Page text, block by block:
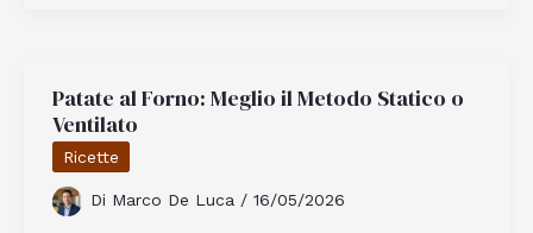
allo
Zenzero
Fatta
in
Casa
Patate al Forno: Meglio il Metodo Statico o
Ventilato
Ricette
Di Marco De Luca / 16/05/2026